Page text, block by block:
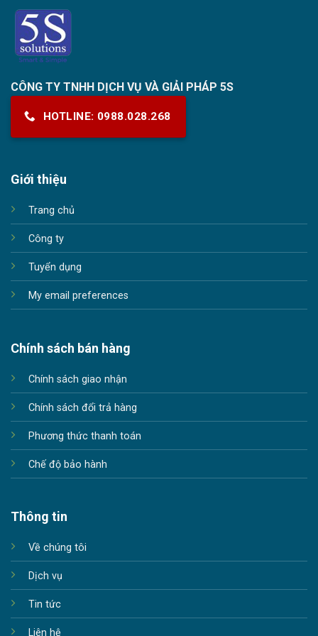
CÔNG TY TNHH DỊCH VỤ VÀ GIẢI PHÁP 5S
HOTLINE: 0988.028.268
Giới thiệu
Trang chủ
Công ty
Tuyển dụng
My email preferences
Chính sách bán hàng
Chính sách giao nhận
Chính sách đổi trả hàng
Phương thức thanh toán
Chế độ bảo hành
Thông tin
Về chúng tôi
Dịch vụ
Tin tức
Liên hệ